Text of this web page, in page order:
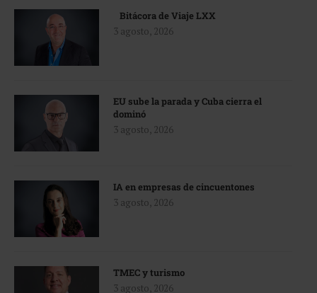
Bitácora de Viaje LXX
3 agosto, 2026
EU sube la parada y Cuba cierra el
dominó
3 agosto, 2026
IA en empresas de cincuentones
3 agosto, 2026
TMEC y turismo
3 agosto, 2026